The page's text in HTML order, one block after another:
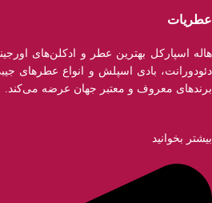
عطریات
هاله اسپارکل بهترین عطر و ادکلن‌های
دئودورانت، بادی اسپلش و انواع عطر‌های
برندهای معروف و معتبر جهان عرضه می‌کند.
بیشتر بخوانید